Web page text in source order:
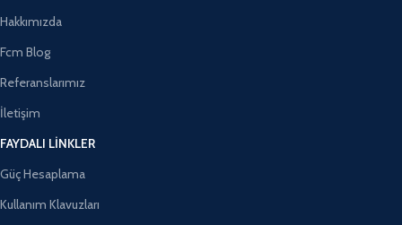
Hakkımızda
Fcm Blog
Referanslarımız
İletişim
FAYDALI LINKLER
Güç Hesaplama
Kullanım Klavuzları